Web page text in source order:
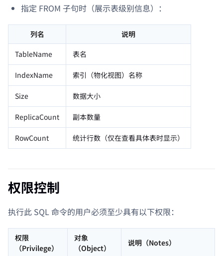
指定 FROM 子句时（展示表级别信息）：
列名
说明
TableName
表名
IndexName 索引（物化视图）名称
Size 数据大小
ReplicaCount 副本数量
RowCount 统计行数（仅在查看具体表时显示）
权限控制
执行此 SQL 命令的用户必须至少具有以下权限：
权限
（Privilege）
对象
（Object）
说明（Notes）